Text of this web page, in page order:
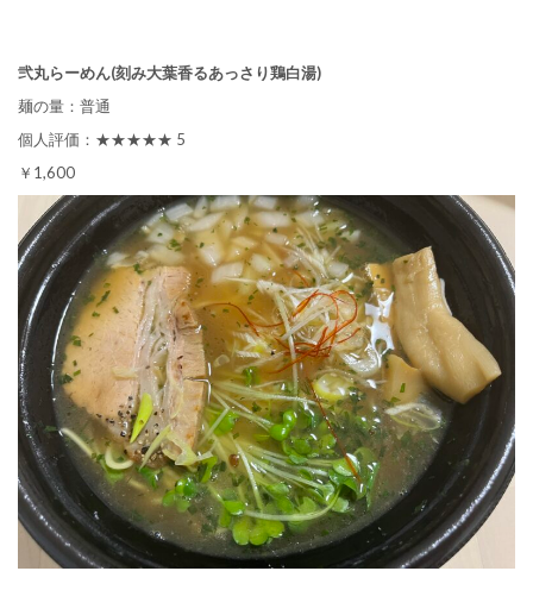
弐丸らーめん(刻み大葉香るあっさり鶏白湯)
麺の量：普通
個人評価：★★★★★ 5
￥1,600